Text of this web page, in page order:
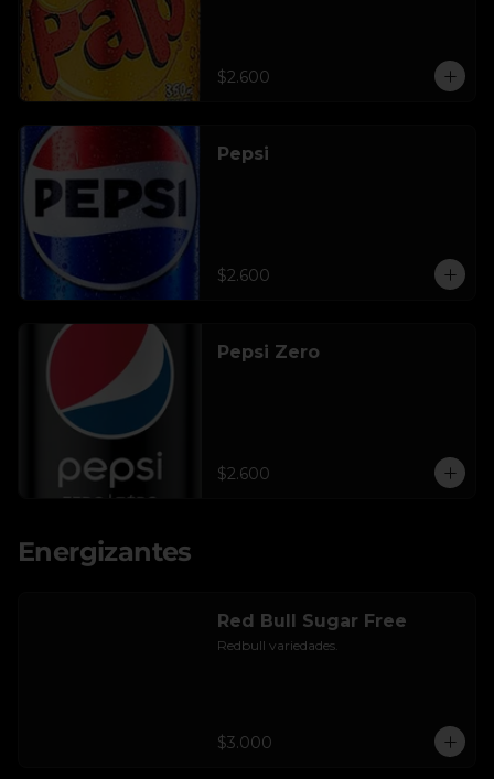
$2.600
Pepsi
$2.600
Pepsi Zero
$2.600
Energizantes
Red Bull Sugar Free
Redbull variedades.
$3.000